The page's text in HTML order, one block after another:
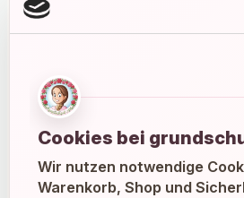
Cookies bei
Wir nutzen notwendige
Warenkorb, Shop und
Liebevoll gestaltete
Grundschulalltag.
Instagram Facebook
E-Mail